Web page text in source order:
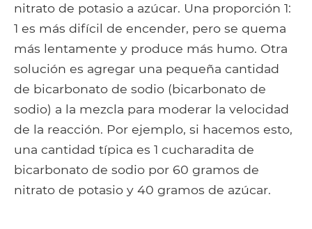
nitrato de potasio a azúcar. Una proporción 1:
1 es más difícil de encender, pero se quema
más lentamente y produce más humo. Otra
solución es agregar una pequeña cantidad
de bicarbonato de sodio (bicarbonato de
sodio) a la mezcla para moderar la velocidad
de la reacción. Por ejemplo, si hacemos esto,
una cantidad típica es 1 cucharadita de
bicarbonato de sodio por 60 gramos de
nitrato de potasio y 40 gramos de azúcar.